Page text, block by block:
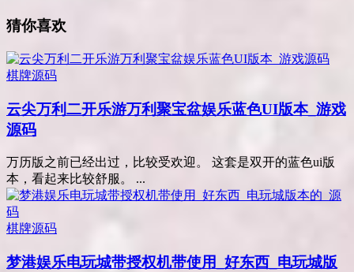
猜你喜欢
棋牌源码
云尖万利二开乐游万利聚宝盆娱乐蓝色UI版本_游戏
源码
万历版之前已经出过，比较受欢迎。 这套是双开的蓝色ui版
本，看起来比较舒服。 ...
棋牌源码
梦港娱乐电玩城带授权机带使用_好东西_电玩城版